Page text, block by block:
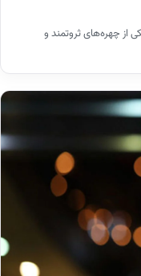
از چهره‌های ثروتمند و